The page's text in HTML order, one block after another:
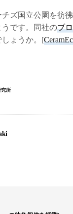
ズ国立公園を彷
うです。同社のブ
しょうか。[
究所